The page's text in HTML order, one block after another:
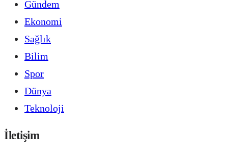
Gündem
Ekonomi
Sağlık
Bilim
Spor
Dünya
Teknoloji
İletişim